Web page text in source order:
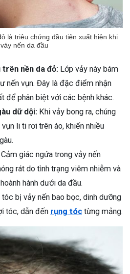
là triệu chứng đầu tiên xuất hiện khi
nến da đầu
nền da đỏ: Lớp vảy này bám
nến vụn. Đây là đặc điểm nhận
để phân biệt với các bệnh khác.
dữ dội: Khi vảy bong ra, chúng
li ti rơi trên áo, khiến nhiều
Cảm giác ngứa trong vảy nến
rát do tình trạng viêm nhiễm và
hành dưới da đầu.
tóc bị vảy nến bao bọc, dinh dưỡng
tóc, dẫn đến rụng tóc từng mảng.